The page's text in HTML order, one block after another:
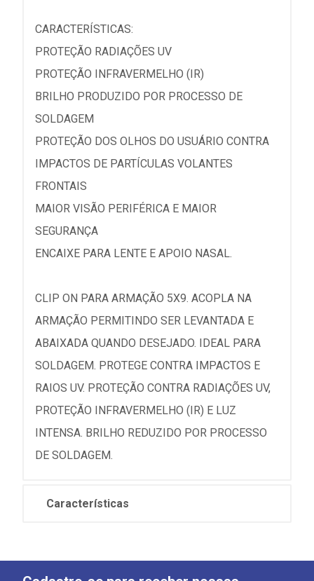
CARACTERÍSTICAS:
PROTEÇÃO RADIAÇÕES UV
PROTEÇÃO INFRAVERMELHO (IR)
BRILHO PRODUZIDO POR PROCESSO DE
SOLDAGEM
PROTEÇÃO DOS OLHOS DO USUÁRIO CONTRA
IMPACTOS DE PARTÍCULAS VOLANTES
FRONTAIS
MAIOR VISÃO PERIFÉRICA E MAIOR
SEGURANÇA
ENCAIXE PARA LENTE E APOIO NASAL.
CLIP ON PARA ARMAÇÃO 5X9. ACOPLA NA
ARMAÇÃO PERMITINDO SER LEVANTADA E
ABAIXADA QUANDO DESEJADO. IDEAL PARA
SOLDAGEM. PROTEGE CONTRA IMPACTOS E
RAIOS UV. PROTEÇÃO CONTRA RADIAÇÕES UV,
PROTEÇÃO INFRAVERMELHO (IR) E LUZ
INTENSA. BRILHO REDUZIDO POR PROCESSO
DE SOLDAGEM.
Características